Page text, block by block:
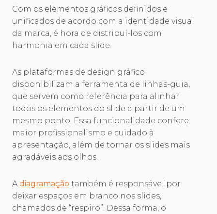
Com os elementos gráficos definidos e
unificados de acordo com a identidade visual
da marca, é hora de distribuí-los com
harmonia em cada slide.
As plataformas de design gráfico
disponibilizam a ferramenta de linhas-guia,
que servem como referência para alinhar
todos os elementos do slide a partir de um
mesmo ponto. Essa funcionalidade confere
maior profissionalismo e cuidado à
apresentação, além de tornar os slides mais
agradáveis aos olhos.
A diagramação também é responsável por
deixar espaços em branco nos slides,
chamados de “respiro”. Dessa forma, o